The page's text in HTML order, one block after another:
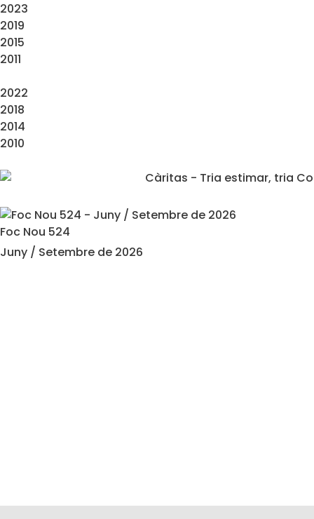
2023
2019
2015
2011
2022
2018
2014
2010
Foc Nou 524
Juny / Setembre de 2026